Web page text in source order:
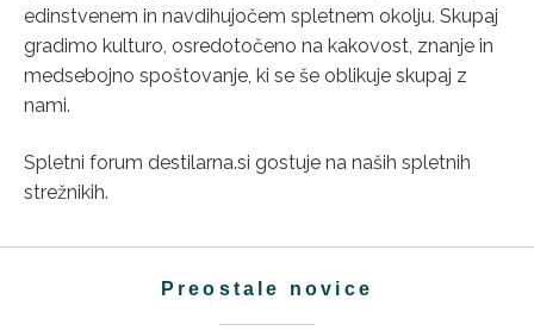
edinstvenem in navdihujočem spletnem okolju. Skupaj
gradimo kulturo, osredotočeno na kakovost, znanje in
medsebojno spoštovanje, ki se še oblikuje skupaj z
nami.
Spletni forum destilarna.si gostuje na naših spletnih
strežnikih.
Preostale novice